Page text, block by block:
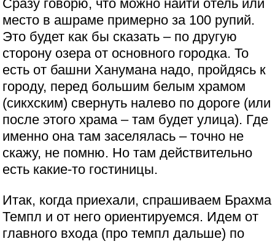
Сразу говорю, что можно найти отель или
место в ашраме примерно за 100 рупий.
Это будет как бы сказать – по другую
сторону озера от основного городка. То
есть от башни Ханумана надо, пройдясь к
городу, перед большим белым храмом
(сикхским) свернуть налево по дороге (или
после этого храма – там будет улица). Где
именно она там заселялась – точно не
скажу, не помню. Но там действительно
есть какие-то гостиницы.
Итак, когда приехали, спрашиваем Брахма
Темпл и от него ориентируемся. Идем от
главного входа (про темпл дальше) по